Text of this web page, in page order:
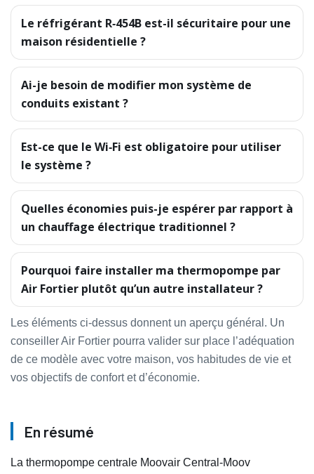
Le réfrigérant R‑454B est-il sécuritaire pour une
maison résidentielle ?
Ai-je besoin de modifier mon système de
conduits existant ?
Est-ce que le Wi‑Fi est obligatoire pour utiliser
le système ?
Quelles économies puis-je espérer par rapport à
un chauffage électrique traditionnel ?
Pourquoi faire installer ma thermopompe par
Air Fortier plutôt qu’un autre installateur ?
Les éléments ci-dessus donnent un aperçu général. Un
conseiller Air Fortier pourra valider sur place l’adéquation
de ce modèle avec votre maison, vos habitudes de vie et
vos objectifs de confort et d’économie.
En résumé
La thermopompe centrale Moovair Central-Moov